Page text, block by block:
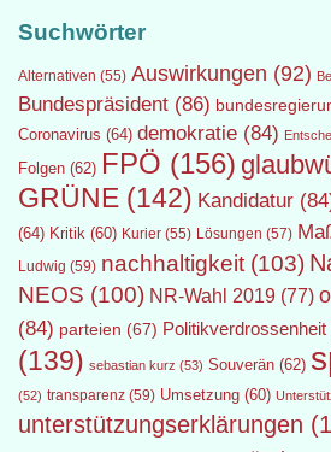
Suchwörter
Alternativen (55) Auswirkungen (92)
Bundespräsident (86)
Coronavirus (64) demokratie (84)
Folgen (62) FPÖ (156)
GRÜNE (142) Kandidatur
(64) Kritik (60) Kurier (55) Lösungen (57)
Ludwig (59) nachhaltigkeit (103)
NEOS (100) NR-Wahl 2019 (77)
(84) parteien (67) Politikverdrossenheit
(139) sebastian kurz (53) Souverän (62)
(52) transparenz (59) Umsetzung (60)
unterstützungserklärungen